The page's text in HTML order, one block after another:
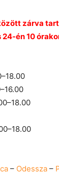
zárva
én 10
– Odessza –